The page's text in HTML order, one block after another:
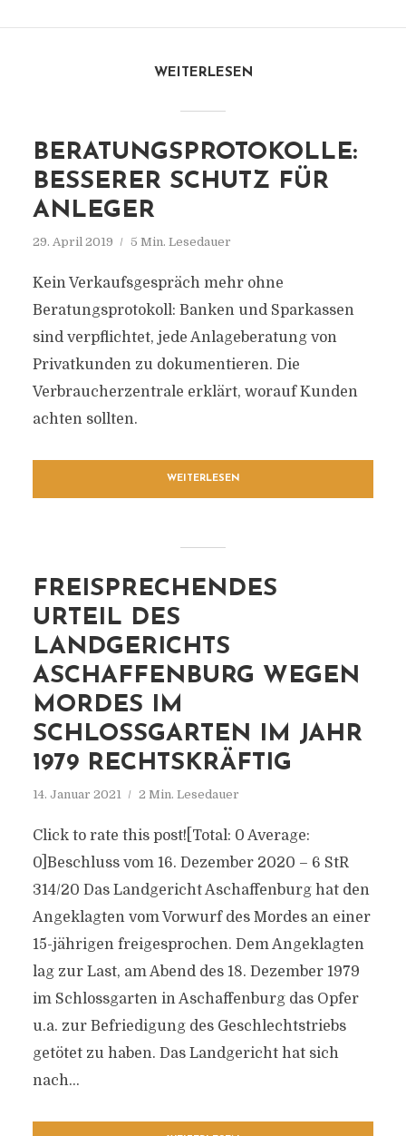
WEITERLESEN
BERATUNGSPROTOKOLLE:
BESSERER SCHUTZ FÜR
ANLEGER
29. April 2019 5 Min. Lesedauer
Kein Verkaufsgespräch mehr ohne
Beratungsprotokoll: Banken und Sparkassen
sind verpflichtet, jede Anlageberatung von
Privatkunden zu dokumentieren. Die
Verbraucherzentrale erklärt, worauf Kunden
achten sollten.
WEITERLESEN
FREISPRECHENDES
URTEIL DES
LANDGERICHTS
ASCHAFFENBURG WEGEN
MORDES IM
SCHLOSSGARTEN IM JAHR
1979 RECHTSKRÄFTIG
14. Januar 2021 2 Min. Lesedauer
Click to rate this post![Total: 0 Average:
0]Beschluss vom 16. Dezember 2020 – 6 StR
314/20 Das Landgericht Aschaffenburg hat den
Angeklagten vom Vorwurf des Mordes an einer
15-jährigen freigesprochen. Dem Angeklagten
lag zur Last, am Abend des 18. Dezember 1979
im Schlossgarten in Aschaffenburg das Opfer
u.a. zur Befriedigung des Geschlechtstriebs
getötet zu haben. Das Landgericht hat sich
nach...